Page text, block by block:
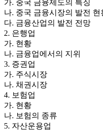
가. 중국 금융제도의 특징
나. 중국 금융시장의 발전 현
다. 금융산업의 발전 전망
2. 은행업
가. 현황
나. 금융업에서의 지위
3. 증권업
가. 주식시장
나. 채권시장
4. 보험업
가. 현황
나. 보험의 종류
5. 자산운용업